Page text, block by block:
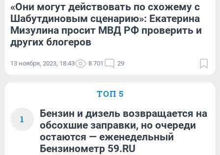
«Они могут действовать по схожему с
Шабутдиновым сценарию»: Екатерина
Мизулина просит МВД РФ проверить и
других блогеров
13 ноября, 2023, 18:43 8 701 29
ТОП 5
1
Бензин и дизель возвращается на
обсохшие заправки, но очереди
остаются — еженедельный
Бензинометр 59.RU